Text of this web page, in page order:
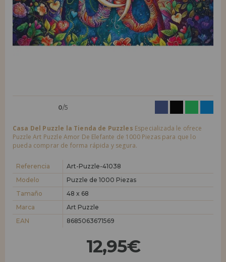
LIQUIDACIONES
INFORMACIÓN
Quiero registrarme como
nuevo cliente
Al crear una cuenta en casadelpuzzle.com podrás realizar tus compras
nuevo distribuidor
¿Eres Profesional o Empresa?. ¿Quieres vender en tu negocio
condiciones de ventas con descuentos especiales para la distribución.
¡Adelante! Te estábamos esperando.
REGISTRO DISTRIBUIDOR
0/5
Casa Del Puzzle la Tienda de Puzzles Especializada le ofrece
Puzzle Art Puzzle Amor De Elefante de 1000 Piezas para que lo
pueda comprar de forma rápida y segura.
Referencia
Art-Puzzle-41038
Modelo
Puzzle de 1000 Piezas
Tamaño
48 x 68
Marca
Art Puzzle
EAN
8685063671569
12,95€